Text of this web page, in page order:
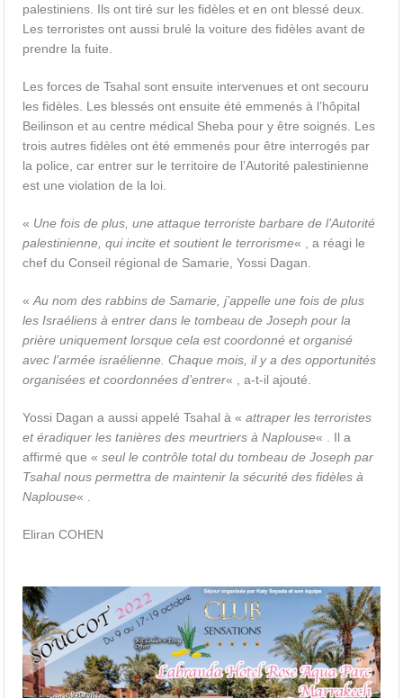
palestiniens. Ils ont tiré sur les fidèles et en ont blessé deux.
Les terroristes ont aussi brulé la voiture des fidèles avant de
prendre la fuite.
Les forces de Tsahal sont ensuite intervenues et ont secouru
les fidèles. Les blessés ont ensuite été emmenés à l’hôpital
Beilinson et au centre médical Sheba pour y être soignés. Les
trois autres fidèles ont été emmenés pour être interrogés par
la police, car entrer sur le territoire de l’Autorité palestinienne
est une violation de la loi.
« Une fois de plus, une attaque terroriste barbare de l’Autorité
palestinienne, qui incite et soutient le terrorisme« , a réagi le
chef du Conseil régional de Samarie, Yossi Dagan.
«Au nom des rabbins de Samarie, j’appelle une fois de plus
les Israéliens à entrer dans le tombeau de Joseph pour la
prière uniquement lorsque cela est coordonné et organisé
avec l’armée israélienne. Chaque mois, il y a des opportunités
organisées et coordonnées d’entrer« , a-t-il ajouté.
Yossi Dagan a aussi appelé Tsahal à «attraper les terroristes
et éradiquer les tanières des meurtriers à Naplouse« . Il a
affirmé que «seul le contrôle total du tombeau de Joseph par
Tsahal nous permettra de maintenir la sécurité des fidèles à
Naplouse« .
Eliran COHEN